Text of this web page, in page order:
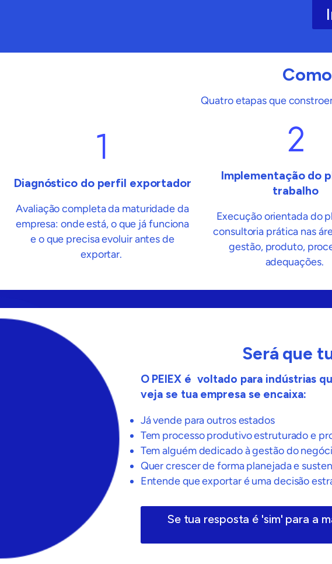
Quatro etapas que
Diagnóstico do perfil exportador
Avaliação completa da maturidade da
empresa: onde está, o que já funciona
e o que precisa evoluir antes de
exportar.
Implementação do
trabalho
Execução orientada do
consultoria prática nas
gestão, produto,
adequações.
Será que
O PEIEX é voltado para indústrias
veja se tua empresa se encaixa:
Já vende para outros estados
Tem processo produtivo estruturado e
Tem alguém dedicado à gestão do
Quer crescer de forma planejada e
Entende que exportar é uma decisão
Se tua resposta é 'sim' para a